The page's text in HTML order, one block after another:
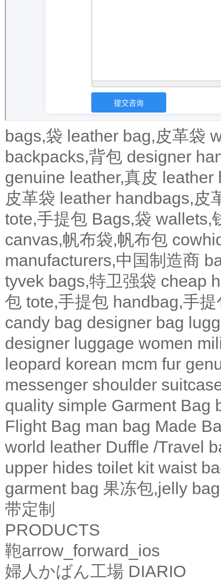
bags,袋 leather bag,皮革袋
backpacks,背包 designer
genuine leather,真皮 leather
皮革袋 leather handbags,皮
tote,手提包 Bags,袋 wallets,
canvas,帆布袋,帆布包
manufacturers,中国制造商
tyvek bags,特卫强袋 cheap
包 tote,手提包 handbag,手提
candy bag designer bag
designer luggage women
leopard korean mcm fur
messenger shoulder
quality simple Garment Bag
Flight Bag man bag Made
world leather Duffle /Travel
upper hides toilet kit waist
garment bag 果冻包,jelly bag
带定制
PRODUCTS
鞄arrow_forward_ios
婦人かばん工場 DIARIO